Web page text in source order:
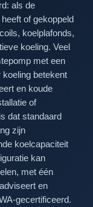
als de
of gekoppeld
koelplafonds,
koeling. Veel
met een
betekent
en koude
of
dat standaard
zijn
koelcapaciteit
kan
met één
en
gecertificeerd.